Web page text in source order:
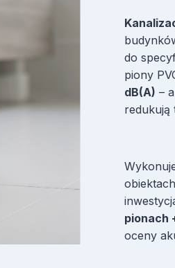
do
piony
dB(A) –
redukują
pionach
oceny